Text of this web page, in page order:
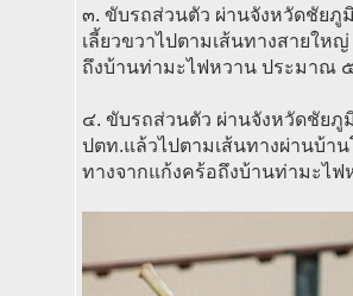
๓. ขับรถส่วนตัว ผ่านจังหวัดชัยภู
เลี้ยวขวาไปตามเส้นทางสายใ
ถึงบ้านท่ามะไฟหวาน ประมาณ
๔. ขับรถส่วนตัว ผ่านจังหวัดชัยภู
ปตท.แล้วไปตามเส้นทางผ่านบ้า
ทางจากแก้งคร้อถึงบ้านท่ามะไ